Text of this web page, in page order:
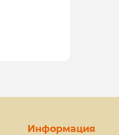
Информация